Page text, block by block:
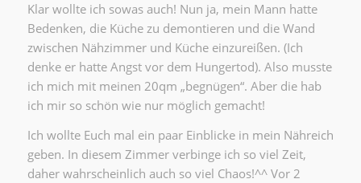
Klar wollte ich sowas auch! Nun ja, mein Mann hatte
Bedenken, die Küche zu demontieren und die Wand
zwischen Nähzimmer und Küche einzureißen. (Ich
denke er hatte Angst vor dem Hungertod). Also musste
ich mich mit meinen 20qm „begnügen“. Aber die hab
ich mir so schön wie nur möglich gemacht!
Ich wollte Euch mal ein paar Einblicke in mein Nähreich
geben. In diesem Zimmer verbinge ich so viel Zeit,
daher wahrscheinlich auch so viel Chaos!^^ Vor 2